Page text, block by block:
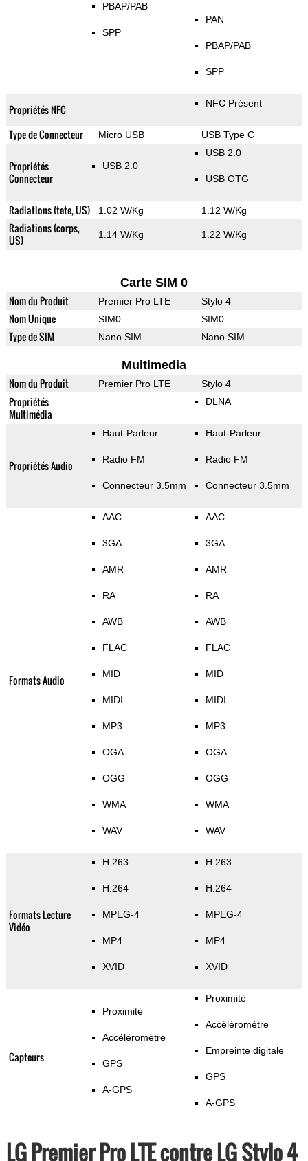
PBAP/PAB
SPP
PAN
PBAP/PAB
SPP
Propriétés NFC NFC Présent
Type de Connecteur Micro USB USB Type C
Propriétés
Connecteur
USB 2.0
USB 2.0
USB OTG
Radiations (tete, US) 1.02 W/Kg 1.12 W/Kg
Radiations (corps,
US)
1.14 W/Kg 1.22 W/Kg
Carte SIM 0
Nom du Produit Premier Pro LTE Stylo 4
Nom Unique SIM0 SIM0
Type de SIM Nano SIM Nano SIM
Multimedia
Nom du Produit Premier Pro LTE Stylo 4
Propriétés
Multimédia
DLNA
Propriétés Audio
Haut-Parleur
Radio FM
Connecteur 3.5mm
Haut-Parleur
Radio FM
Connecteur 3.5mm
Formats Audio
AAC
3GA
AMR
RA
AWB
FLAC
MID
MIDI
MP3
OGA
OGG
WMA
WAV
AAC
3GA
AMR
RA
AWB
FLAC
MID
MIDI
MP3
OGA
OGG
WMA
WAV
Formats Lecture
Vidéo
H.263
H.264
MPEG-4
MP4
XVID
H.263
H.264
MPEG-4
MP4
XVID
Capteurs
Proximité
Accéléromètre
GPS
A-GPS
Proximité
Accéléromètre
Empreinte digitale
GPS
A-GPS
LG Premier Pro LTE contre LG Stylo 4